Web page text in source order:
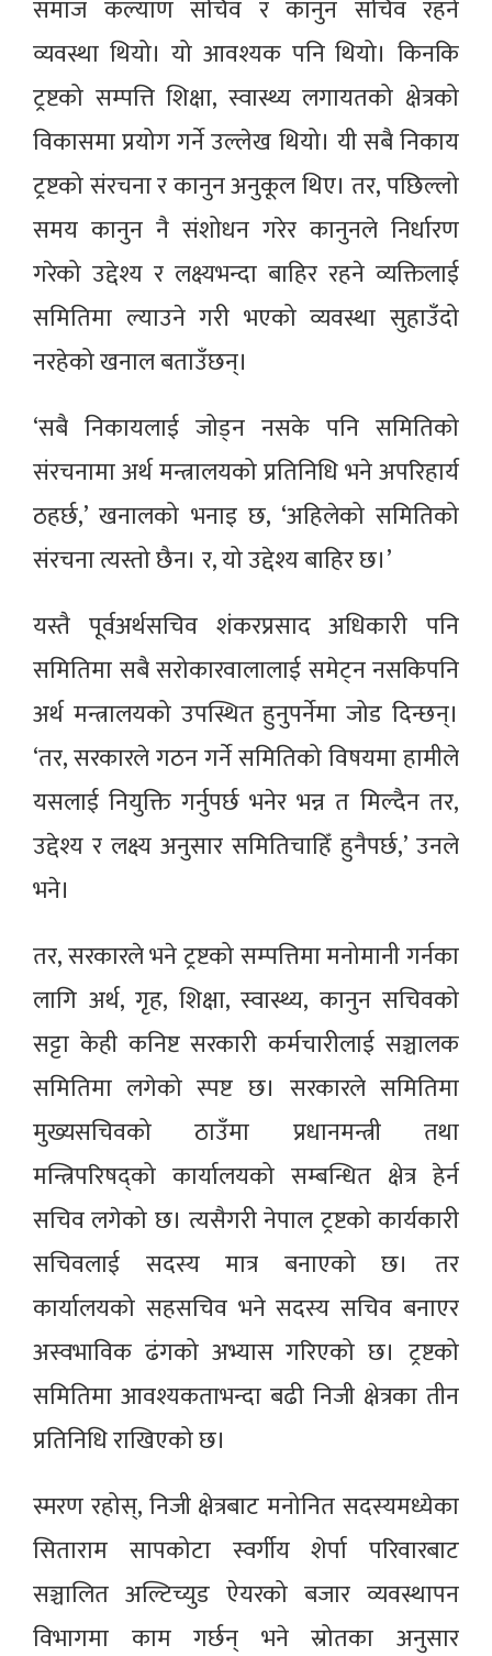
समाज कल्याण सचिव र कानुन सचिव रहने
व्यवस्था थियो। यो आवश्यक पनि थियो। किनकि
ट्रष्टको सम्पत्ति शिक्षा, स्वास्थ्य लगायतको क्षेत्रको
विकासमा प्रयोग गर्ने उल्लेख थियो। यी सबै निकाय
ट्रष्टको संरचना र कानुन अनुकूल थिए। तर, पछिल्लो
समय कानुन नै संशोधन गरेर कानुनले निर्धारण
गरेको उद्देश्य र लक्ष्यभन्दा बाहिर रहने व्यक्तिलाई
समितिमा ल्याउने गरी भएको व्यवस्था सुहाउँदो
नरहेको खनाल बताउँछन्।
‘सबै निकायलाई जोड्न नसके पनि समितिको
संरचनामा अर्थ मन्त्रालयको प्रतिनिधि भने अपरिहार्य
ठहर्छ,’ खनालको भनाइ छ, ‘अहिलेको समितिको
संरचना त्यस्तो छैन। र, यो उद्देश्य बाहिर छ।’
यस्तै पूर्वअर्थसचिव शंकरप्रसाद अधिकारी पनि
समितिमा सबै सरोकारवालालाई समेट्न नसकिपनि
अर्थ मन्त्रालयको उपस्थित हुनुपर्नेमा जोड दिन्छन्।
‘तर, सरकारले गठन गर्ने समितिको विषयमा हामीले
यसलाई नियुक्ति गर्नुपर्छ भनेर भन्न त मिल्दैन तर,
उद्देश्य र लक्ष्य अनुसार समितिचाहिँ हुनैपर्छ,’ उनले
भने।
तर, सरकारले भने ट्रष्टको सम्पत्तिमा मनोमानी गर्नका
लागि अर्थ, गृह, शिक्षा, स्वास्थ्य, कानुन सचिवको
सट्टा केही कनिष्ट सरकारी कर्मचारीलाई सञ्चालक
समितिमा लगेको स्पष्ट छ। सरकारले समितिमा
मुख्यसचिवको ठाउँमा प्रधानमन्त्री तथा
मन्त्रिपरिषद्को कार्यालयको सम्बन्धित क्षेत्र हेर्न
सचिव लगेको छ। त्यसैगरी नेपाल ट्रष्टको कार्यकारी
सचिवलाई सदस्य मात्र बनाएको छ। तर
कार्यालयको सहसचिव भने सदस्य सचिव बनाएर
अस्वभाविक ढंगको अभ्यास गरिएको छ। ट्रष्टको
समितिमा आवश्यकताभन्दा बढी निजी क्षेत्रका तीन
प्रतिनिधि राखिएको छ।
स्मरण रहोस्, निजी क्षेत्रबाट मनोनित सदस्यमध्येका
सिताराम सापकोटा स्वर्गीय शेर्पा परिवारबाट
सञ्चालित अल्टिच्युड ऐयरको बजार व्यवस्थापन
विभागमा काम गर्छन् भने स्रोतका अनुसार